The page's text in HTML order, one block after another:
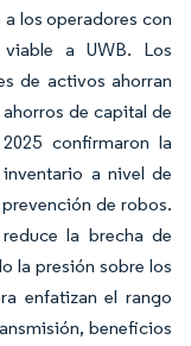
los operadores con
viable a UWB. Los
de activos ahorran
de capital de
confirmaron la
a nivel de
de robos.
la brecha de
la presión sobre los
enfatizan el rango
beneficios